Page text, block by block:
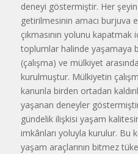
deneyi göstermiştir. Her
getirilmesinin amacı burjuva
çıkmasının yolunu kapatmak
toplumlar halinde yaşamaya
(çalışma) ve mülkiyet
kurulmuştur. Mülkiyetin
kanunla birden ortadan
yaşanan deneyler
gündelik ilişkisi yaşam
imkânları yoluyla kurulur. Bu
yaşam araçlarının bitmez